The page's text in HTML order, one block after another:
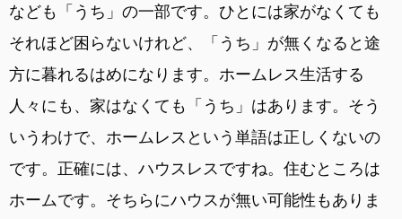
なども「うち」の一部です。ひとには家がなくても
それほど困らないけれど、「うち」が無くなると途
方に暮れるはめになります。ホームレス生活する
人々にも、家はなくても「うち」はあります。そう
いうわけで、ホームレスという単語は正しくないの
です。正確には、ハウスレスですね。住むところは
ホームです。そちらにハウスが無い可能性もありま